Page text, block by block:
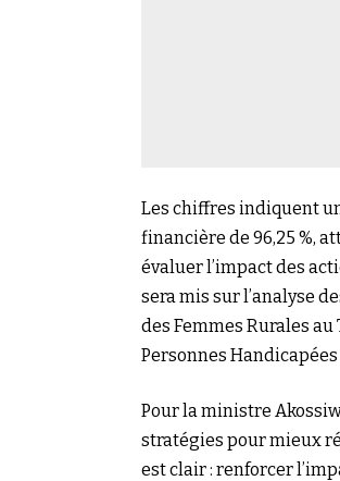
Les chiffres indiquent
financière de 96,25 %,
évaluer l’impact des
sera mis sur l’analyse
des Femmes Rurales au
Personnes Handicapées
Pour la ministre
stratégies pour mieux
est clair : renforcer